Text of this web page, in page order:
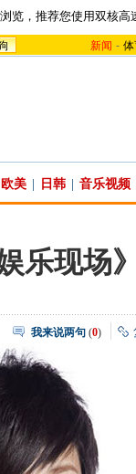
览，推荐您使用双核高
新闻 -
欧美 日韩 音乐视频
乐现场
我来说两句 (0)